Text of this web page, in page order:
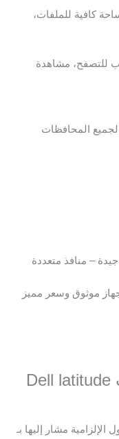
كافية للملفات،
للتصفح، مشاهدة
– منافذ متعددة
موثوق وسعر مميز
كن أول من يقيم “لاب توب Dell latitude
الإلزامية مشار إليها بـ